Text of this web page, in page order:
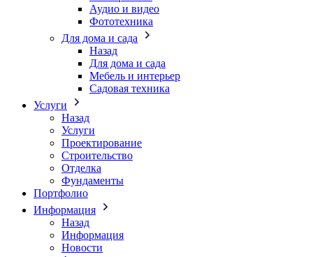
Аудио и видео
Фототехника
Для дома и сада
Назад
Для дома и сада
Мебель и интерьер
Садовая техника
Услуги
Назад
Услуги
Проектирование
Строительство
Отделка
Фундаменты
Портфолио
Информация
Назад
Информация
Новости